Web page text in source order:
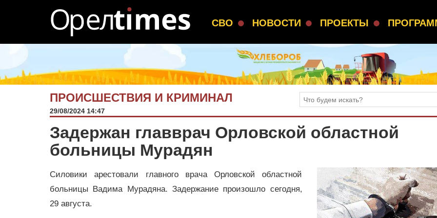
СВО НОВОСТИ ПРОЕКТЫ
ПРОИСШЕСТВИЯ И КРИМИНАЛ
29/08/2024 14:47
Задержан главврач Орловской областной
больницы Мурадян
Силовики арестовали главного врача Орловской областной
больницы Вадима Мурадяна. Задержание произошло сегодня,
29 августа.